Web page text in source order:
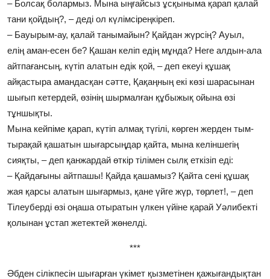
– Болсақ болармыз. Мына ыңғайсыз ұсқыныма қарап қалай
тани қойдың?, – деді ол күлімсіреңкіреп.
– Бауырым-ау, қалай танымайын? Қайдан жүрсің? Ауыл,
елің аман-есен бе? Қашан келіп едің мұнда? Неге алдын-ала
айтпағансың, күтіп алатын едік қой, – деп екеуі құшақ
айқастыра амандасқан сәтте, Қақаңның екі көзі шарасынан
шығып кетердей, өзінің шырмалған құбыжық ойына өзі
тұншықты.
Мына кейпіме қарап, күтіп алмақ түгілі, көрген жерден тым-
тырақай қашатын шығарсыңдар қайта, мына келіншегің
сияқты, – деп қанжардай өткір тілімен сылқ еткізіп еді:
– Қайдағыны айтпашы! Қайда қашамыз? Қайта сені құшақ
жая қарсы алатын шығармыз, қане үйге жүр, төрлет!, – деп
Тілеуберді өзі оңаша отыратын үлкен үйіне қарай Уәлибекті
қолынан ұстап жетектей жөнелді.
***
Әбден сілікпесін шығарған үкімет қызметінен қажығандықтан